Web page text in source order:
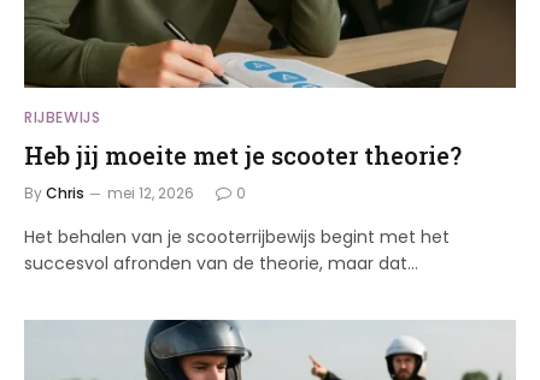
RIJBEWIJS
Heb jij moeite met je scooter theorie?
ByChris mei 12, 2026 0
Het behalen van je scooterrijbewijs begint met het
succesvol afronden van de theorie, maar dat…